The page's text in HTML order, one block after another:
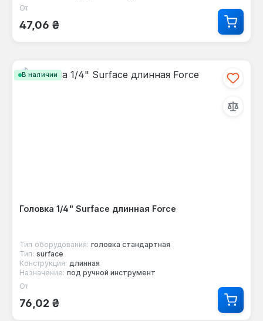
Обычная цена:
От
47,06 ₴
В наличии
Головка 1/4" Surface длинная Force
Тип оборудования: головка стандартная
Тип: surface
Конструкция: длинная
Назначение: под ручной инструмент
Обычная цена:
От
76,02 ₴